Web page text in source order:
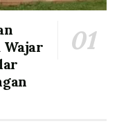
Wajar